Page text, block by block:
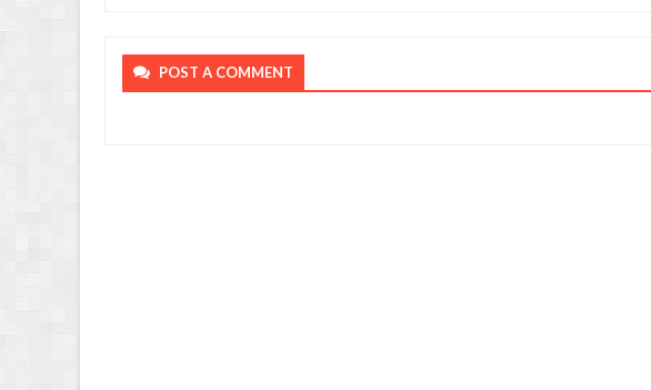
POST A COMMENT